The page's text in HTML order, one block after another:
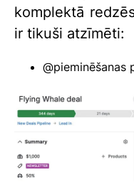
komplektā
ir tikuši atzīmēti:
@pieminēšanas